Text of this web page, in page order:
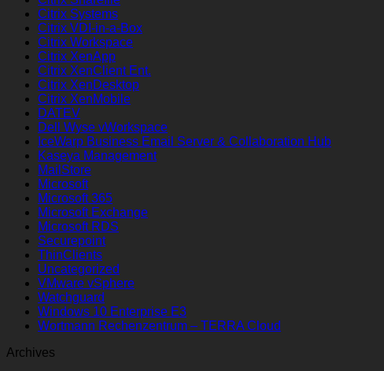
Citrix Systems
Citrix VDI-in-a-Box
Citrix Workspace
Citrix XenApp
Citrix XenClient Ent.
Citrix XenDesktop
Citrix XenMobile
DATEV
Dell Wyse vWorkspace
IceWarp Business Email Server & Collaboration Hub
Kaseya Management
MailStore
Microsoft
Microsoft 365
Microsoft Exchange
Microsoft RDS
Securepoint
ThinClients
Uncategorized
VMware vSphere
Watchguard
Windows 10 Enterprise E3
Wortmann Rechenzentrum – TERRA Cloud
Archives